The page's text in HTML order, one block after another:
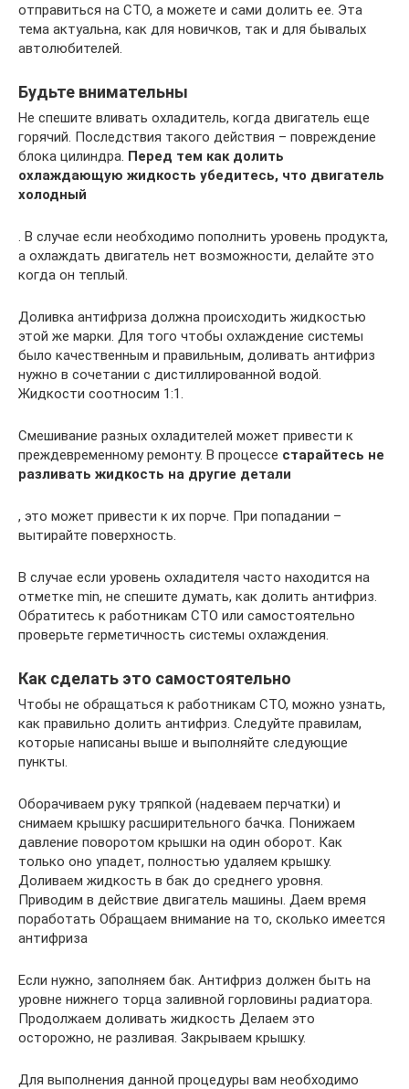
отправиться на СТО, а можете и сами долить ее. Эта
тема актуальна, как для новичков, так и для бывалых
автолюбителей.
Будьте внимательны
Не спешите вливать охладитель, когда двигатель еще
горячий. Последствия такого действия – повреждение
блока цилиндра. Перед тем как долить
охлаждающую жидкость убедитесь, что двигатель
холодный
. В случае если необходимо пополнить уровень продукта,
а охлаждать двигатель нет возможности, делайте это
когда он теплый.
Доливка антифриза должна происходить жидкостью
этой же марки. Для того чтобы охлаждение системы
было качественным и правильным, доливать антифриз
нужно в сочетании с дистиллированной водой.
Жидкости соотносим 1:1.
Смешивание разных охладителей может привести к
преждевременному ремонту. В процессе старайтесь не
разливать жидкость на другие детали
, это может привести к их порче. При попадании –
вытирайте поверхность.
В случае если уровень охладителя часто находится на
отметке min, не спешите думать, как долить антифриз.
Обратитесь к работникам СТО или самостоятельно
проверьте герметичность системы охлаждения.
Как сделать это самостоятельно
Чтобы не обращаться к работникам СТО, можно узнать,
как правильно долить антифриз. Следуйте правилам,
которые написаны выше и выполняйте следующие
пункты.
Оборачиваем руку тряпкой (надеваем перчатки) и
снимаем крышку расширительного бачка. Понижаем
давление поворотом крышки на один оборот. Как
только оно упадет, полностью удаляем крышку.
Доливаем жидкость в бак до среднего уровня.
Приводим в действие двигатель машины. Даем время
поработать Обращаем внимание на то, сколько имеется
антифриза
Если нужно, заполняем бак. Антифриз должен быть на
уровне нижнего торца заливной горловины радиатора.
Продолжаем доливать жидкость Делаем это
осторожно, не разливая. Закрываем крышку.
Для выполнения данной процедуры вам необходимо